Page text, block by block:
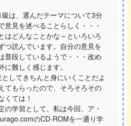
は、選んだテーマについて3分
意見を述べることらしく・・・
はどんなことかな～といろいろ
つ読んでいます。自分の意見を
普段しているようで・・・改め
難しく感じます。
してきちんと身にいくことだよ
てもらったので、そろそろその
くては！
の学習として、私は今回、ア・
のCD-ROMを一通り学